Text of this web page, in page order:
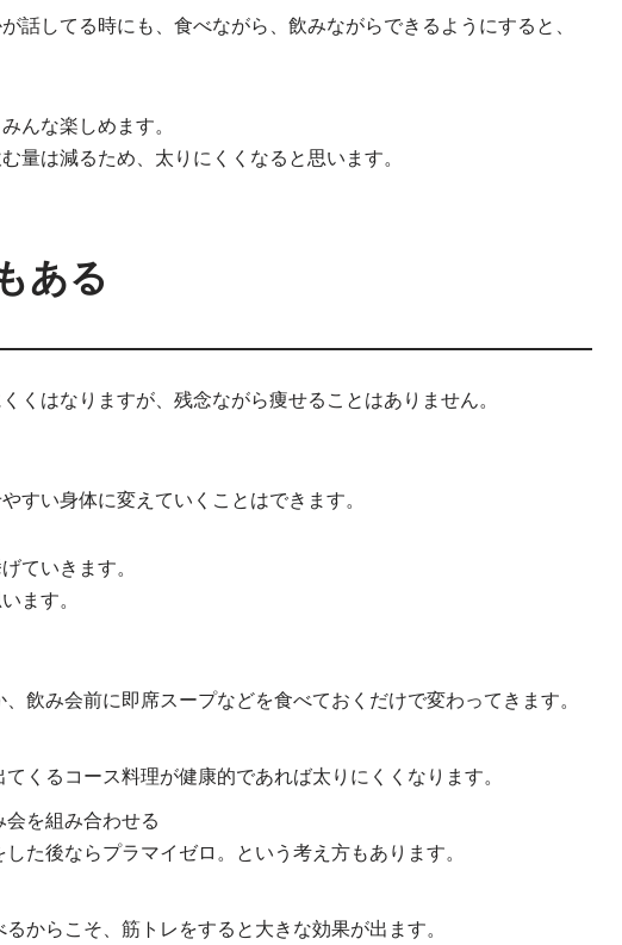
話してる時にも、食べながら、飲みながらできるようにすると、
んな楽しめます。
量は減るため、太りにくくなると思います。
ある
くはなりますが、残念ながら痩せることはありません。
すい身体に変えていくことはできます。
ていきます。
ます。
飲み会前に即席スープなどを食べておくだけで変わってきます。
くるコース料理が健康的であれば太りにくくなります。
を組み合わせる
た後ならプラマイゼロ。という考え方もあります。
からこそ、筋トレをすると大きな効果が出ます。